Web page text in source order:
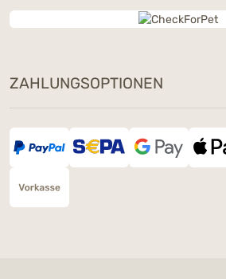
ZAHLUNGSOPTIONEN